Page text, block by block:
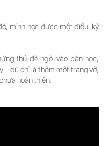
mình học được một điều: kỷ
thú để ngồi vào bàn học,
– dù chỉ là thêm một trang vở,
hoàn thiện.